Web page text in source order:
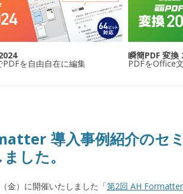
PDFを自由自在に編集
瞬簡PDF 変換
PDFをOffice
導入事例紹介のセミ
した。
金）に開催いたしました「第2回 AH